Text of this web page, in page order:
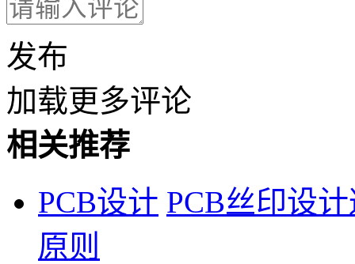
发布
加载更多评论
相关推荐
PCB设计 PCB丝印设
原则